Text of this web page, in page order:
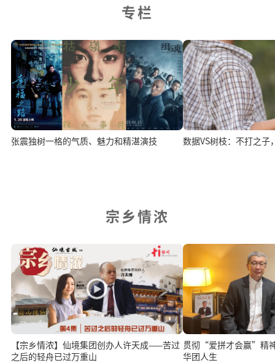
专栏
张震独树一格的气质、魅力和精湛演技 数据VS树枝：不打之子
宗乡情浓
【宗乡情浓】仙境集团创办人许天成——苦过
之后的轻舟已过万重山
贯彻“爱拼才会赢”精
华团人生